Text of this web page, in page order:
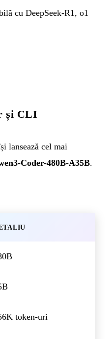
cu DeepSeek-R1, o1
și CLI
lansează cel mai
Coder-480B-A35B.
token-uri